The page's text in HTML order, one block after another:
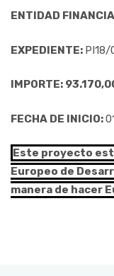
ENTIDAD
EXPEDIENTE: PI18/
IMPORTE:
FECHA DE INICIO:
Este proyecto
Europeo de
manera de hacer